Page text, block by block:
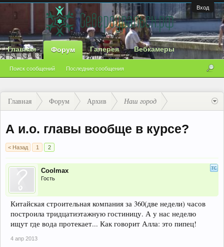
Вход
Главная Форум
Поиск сообщений Последние сообщения
Галерея Вебкамеры
Главная Форум Архив Наш город
А и.о. главы вообще в курсе?
< Назад 1 2
Coolmax
Гость
Китайская строительная компания за 360(две недели) часов
построила тридцатиэтажную гостиницу. А у нас неделю
ищут где вода протекает... Как говорит Алла: это пипец!
4 апр 2013